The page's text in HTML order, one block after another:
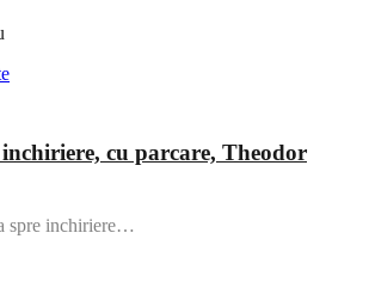
cu parcare, Theodor
spre inchiriere…